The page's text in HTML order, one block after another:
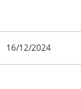
16/12/2024